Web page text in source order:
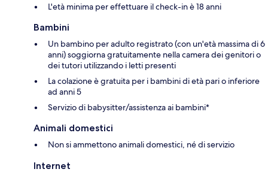
L'età minima per effettuare il check-in è 18 anni
Bambini
Un bambino per adulto registrato (con un'età massima di 6
anni) soggiorna gratuitamente nella camera dei genitori o
dei tutori utilizzando i letti presenti
La colazione è gratuita per i bambini di età pari o inferiore
ad anni 5
Servizio di babysitter/assistenza ai bambini*
Animali domestici
Non si ammettono animali domestici, né di servizio
Internet